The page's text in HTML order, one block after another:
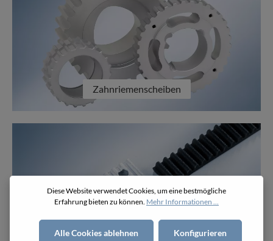
Zahnriemenscheiben
Diese Website verwendet Cookies, um eine bestmögliche
Erfahrung bieten zu können. Mehr Informationen ...
Alle Cookies ablehnen Konfigurieren